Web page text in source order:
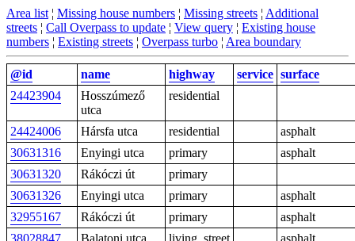
Area list ¦ Missing house numbers ¦ Missing streets ¦ Additional
streets ¦ Call Overpass to update ¦ View query ¦ Existing house
numbers ¦ Existing streets ¦ Overpass turbo ¦ Area boundary
@id name highway service surface
24423904
Hosszúmező
utca
residential
24424006 Hársfa utca residential
asphalt
30631316
Enyingi utca primary
asphalt
30631320
Rákóczi út
primary
30631326
Enyingi utca primary
asphalt
32955167
Rákóczi út primary
asphalt
38028847
Balatoni utca living_street
asphalt